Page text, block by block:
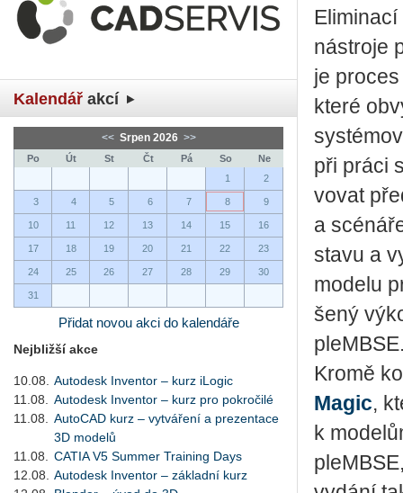
Kalendář akcí
<< Srpen 2026 >>
Po Út St Čt Pá So
Ne
1
2
3 4 5 6 7 8 9
10 11 12 13 14 15 16
17 18 19 20 21 22 23
24 25 26 27 28 29 30
31
Přidat novou akci do kalendáře
Nejbližší akce
10.08.
Autodesk Inventor – kurz iLogic
11.08.
Autodesk Inventor – kurz pro pokročilé
11.08.
AutoCAD kurz – vytváření a prezentace
3D modelů
11.08.
CATIA V5 Summer Training Days
12.08.
Autodesk Inventor – základní kurz
ná­stro­je
je
které
při práci
vo­vat
a
stavu a
mo­de­lu
še­ný
Kromě
Magic,
k